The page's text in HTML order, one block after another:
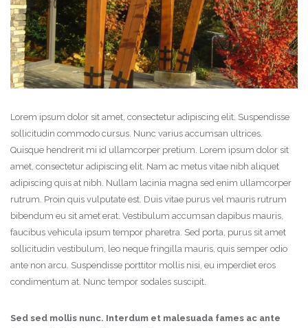
Lorem ipsum dolor sit amet, consectetur adipiscing elit. Suspendisse
sollicitudin commodo cursus. Nunc varius accumsan ultrices.
Quisque hendrerit mi id ullamcorper pretium. Lorem ipsum dolor sit
amet, consectetur adipiscing elit. Nam ac metus vitae nibh aliquet
adipiscing quis at nibh. Nullam lacinia magna sed enim ullamcorper
rutrum. Proin quis vulputate est. Duis vitae purus vel mauris rutrum
bibendum eu sit amet erat. Vestibulum accumsan dapibus mauris,
faucibus vehicula ipsum tempor pharetra. Sed porta, purus sit amet
sollicitudin vestibulum, leo neque fringilla mauris, quis semper odio
ante non arcu. Suspendisse porttitor mollis nisi, eu imperdiet eros
condimentum at. Nunc tempor sodales suscipit.
Sed sed mollis nunc. Interdum et malesuada fames ac ante